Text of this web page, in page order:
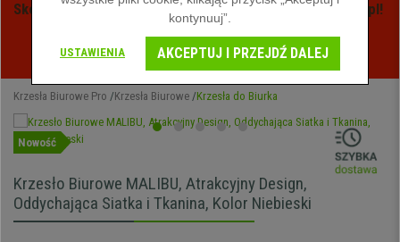
Skorzystaj z Letnich Wyprzedaży na Krzeslabiurowepro.pl!
Zobacz oferty -
Krzesła Biurowe Pro Krzesła Biurowe Krzesła do Biurka
Nowość
Krzesło Biurowe MALIBU, Atrakcyjny Design,
Oddychająca Siatka i Tkanina, Kolor Niebieski
kontynuuj”.
USTAWIENIA AKCEPTUJ I PRZEJDŹ DALEJ